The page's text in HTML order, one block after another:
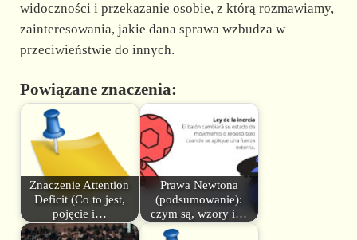
widoczności i przekazanie osobie, z którą rozmawiamy,
zainteresowania, jakie dana sprawa wzbudza w
przeciwieństwie do innych.
Powiązane znaczenia:
Znaczenie Attention
Deficit (Co to jest,
pojęcie i…
Prawa Newtona
(podsumowanie):
czym są, wzory i…